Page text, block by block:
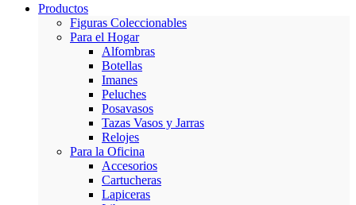
Productos
Figuras Coleccionables
Para el Hogar
Alfombras
Botellas
Imanes
Peluches
Posavasos
Tazas Vasos y Jarras
Relojes
Para la Oficina
Accesorios
Cartucheras
Lapiceras